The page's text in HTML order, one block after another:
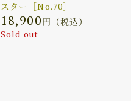
スター［No.70］
18,900円（税込）
Sold out